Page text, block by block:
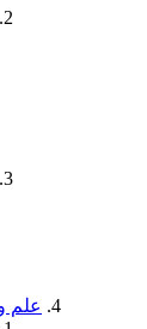
علم